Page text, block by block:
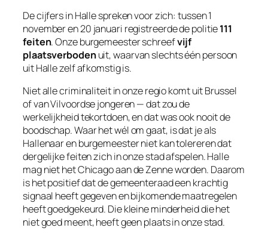
De cijfers in Halle spreken voor zich: tussen 1
november en 20 januari registreerde de politie111
feiten. Onze burgemeester schreefvijf
plaatsverbodenuit, waarvan slechts één persoon
uit Halle zelf afkomstig is.
Niet alle criminaliteit in onze regio komt uit Brussel
of van Vilvoordse jongeren — dat zou de
werkelijkheid tekortdoen, en dat was ook nooit de
boodschap. Waar het wél om gaat, is dat je als
Hallenaar en burgemeester niet kan tolereren dat
dergelijke feiten zich in onze stad afspelen. Halle
mag niet hetChicago aan de Zenneworden. Daarom
is het positief dat de gemeenteraad een krachtig
signaal heeft gegeven en bijkomende maatregelen
heeft goedgekeurd. Die kleine minderheid die het
niet goed meent, heeft geen plaats in onze stad.